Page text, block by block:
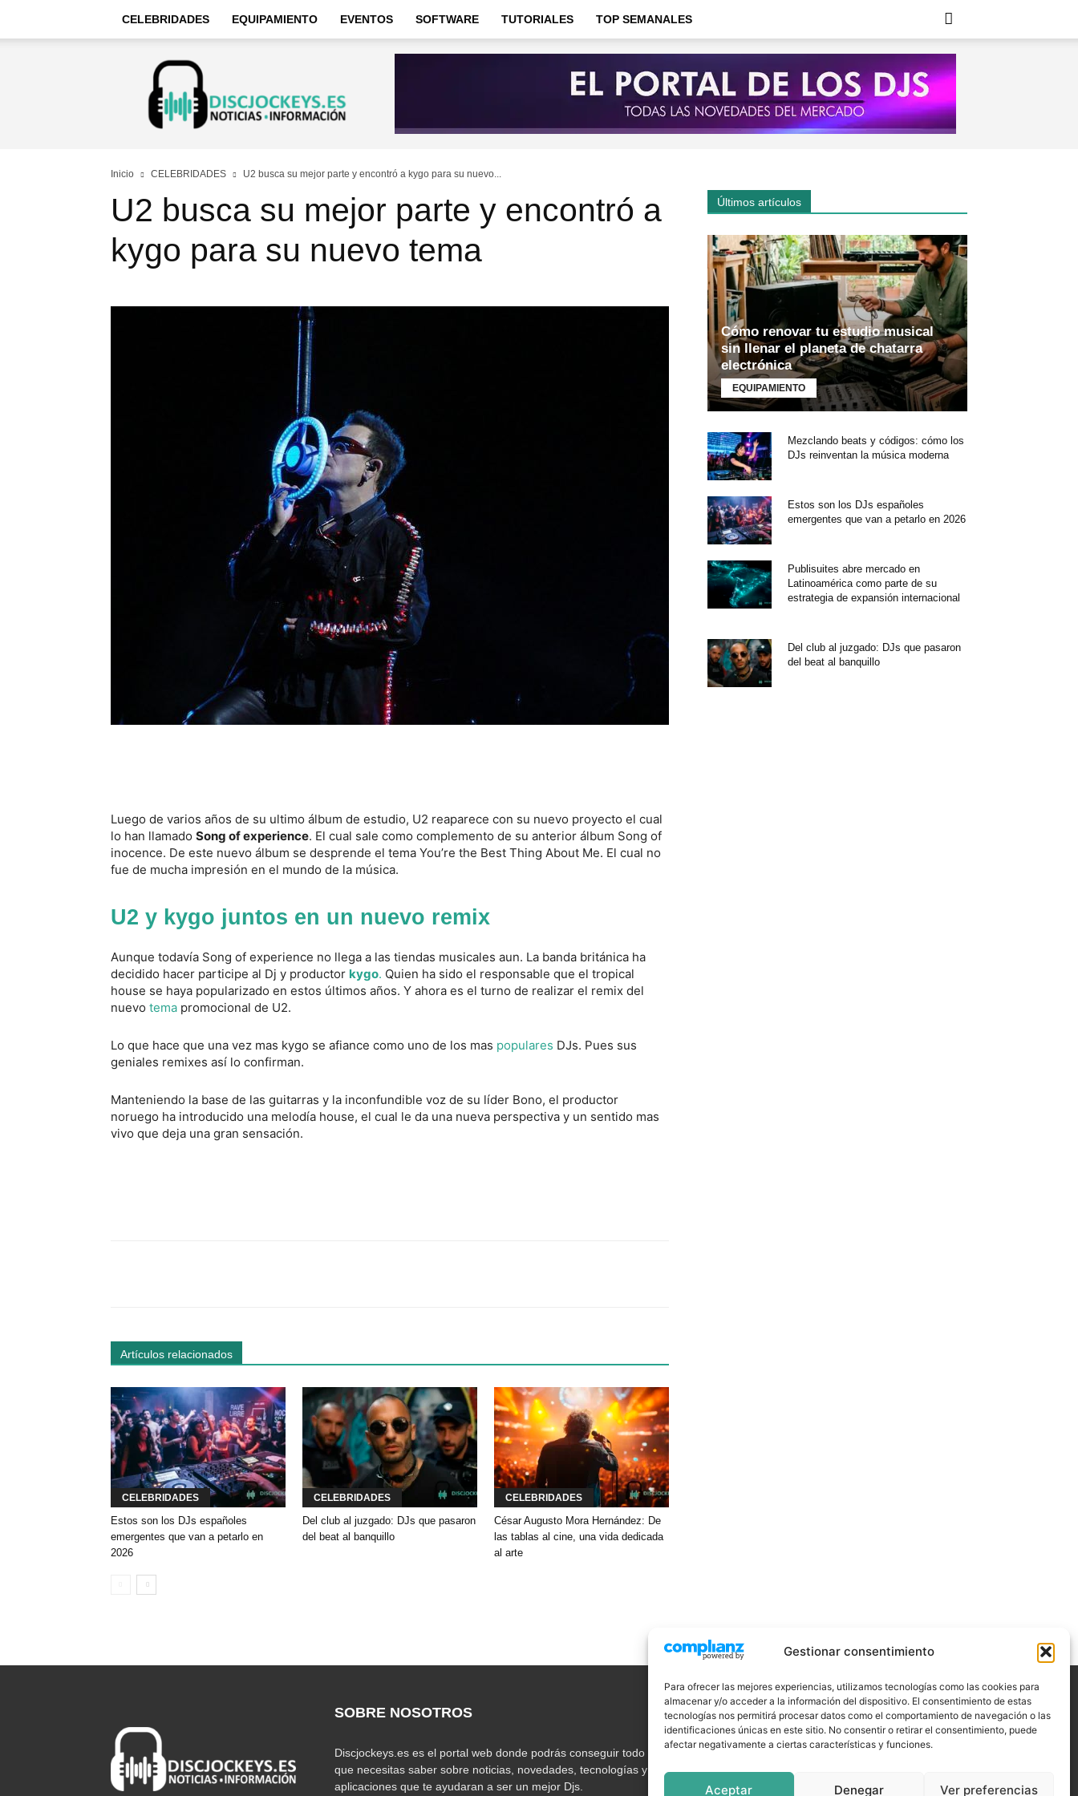
Gestionar consentimiento
Para ofrecer las mejores experiencias, utilizamos tecnologías como las cookies para
almacenar y/o acceder a la información del dispositivo. El consentimiento de estas
tecnologías nos permitirá procesar datos como el comportamiento de navegación o las
identificaciones únicas en este sitio. No consentir o retirar el consentimiento, puede
afectar negativamente a ciertas características y funciones.
Aceptar Denegar Ver preferencias
CELEBRIDADES EQUIPAMIENTO EVENTOS SOFTWARE TUTORIALES TOP SEMANALES
Discjockeys
Noticias
e
información
Inicio CELEBRIDADES U2 busca su mejor parte y encontró a kygo para su nuevo...
U2 busca su mejor parte y encontró a
kygo para su nuevo tema
Luego de varios años de su ultimo álbum de estudio, U2 reaparece con su nuevo proyecto el cual
lo han llamado Song of experience. El cual sale como complemento de su anterior álbum Song of
inocence. De este nuevo álbum se desprende el tema You’re the Best Thing About Me. El cual no
fue de mucha impresión en el mundo de la música.
U2 y kygo juntos en un nuevo remix
Aunque todavía Song of experience no llega a las tiendas musicales aun. La banda británica ha
decidido hacer participe al Dj y productor kygo. Quien ha sido el responsable que el tropical
house se haya popularizado en estos últimos años. Y ahora es el turno de realizar el remix del
nuevo tema promocional de U2.
Lo que hace que una vez mas kygo se afiance como uno de los mas populares DJs. Pues sus
geniales remixes así lo confirman.
Manteniendo la base de las guitarras y la inconfundible voz de su líder Bono, el productor
noruego ha introducido una melodía house, el cual le da una nueva perspectiva y un sentido mas
vivo que deja una gran sensación.
Artículos relacionados
CELEBRIDADES
Estos son los DJs españoles
emergentes que van a petarlo en
2026
CELEBRIDADES
Del club al juzgado: DJs que pasaron
del beat al banquillo
CELEBRIDADES
César Augusto Mora Hernández: De
las tablas al cine, una vida dedicada
al arte
Últimos artículos
Cómo renovar tu estudio musical
sin llenar el planeta de chatarra
electrónica
EQUIPAMIENTO
Mezclando beats y códigos: cómo los
DJs reinventan la música moderna
Estos son los DJs españoles
emergentes que van a petarlo en 2026
Publisuites abre mercado en
Latinoamérica como parte de su
estrategia de expansión internacional
Del club al juzgado: DJs que pasaron
del beat al banquillo
SOBRE NOSOTROS
Discjockeys.es es el portal web donde podrás conseguir todo lo
que necesitas saber sobre noticias, novedades, tecnologías y
aplicaciones que te ayudaran a ser un mejor Djs.
SÍGUENOS